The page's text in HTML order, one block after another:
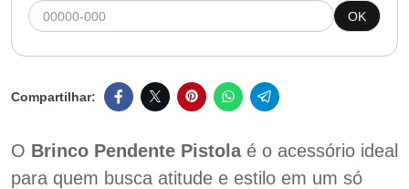
OK
O Brinco Pendente Pistolaé o acessório ideal
para quem busca atitude e estilo em um só